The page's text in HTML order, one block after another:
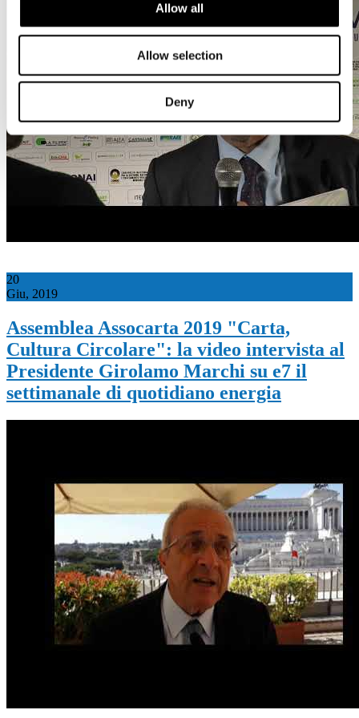
Allow all
Allow selection
Deny
20
Giu, 2019
Assemblea Assocarta 2019 "Carta,
Cultura Circolare": la video intervista al
Presidente Girolamo Marchi su e7 il
settimanale di quotidiano energia